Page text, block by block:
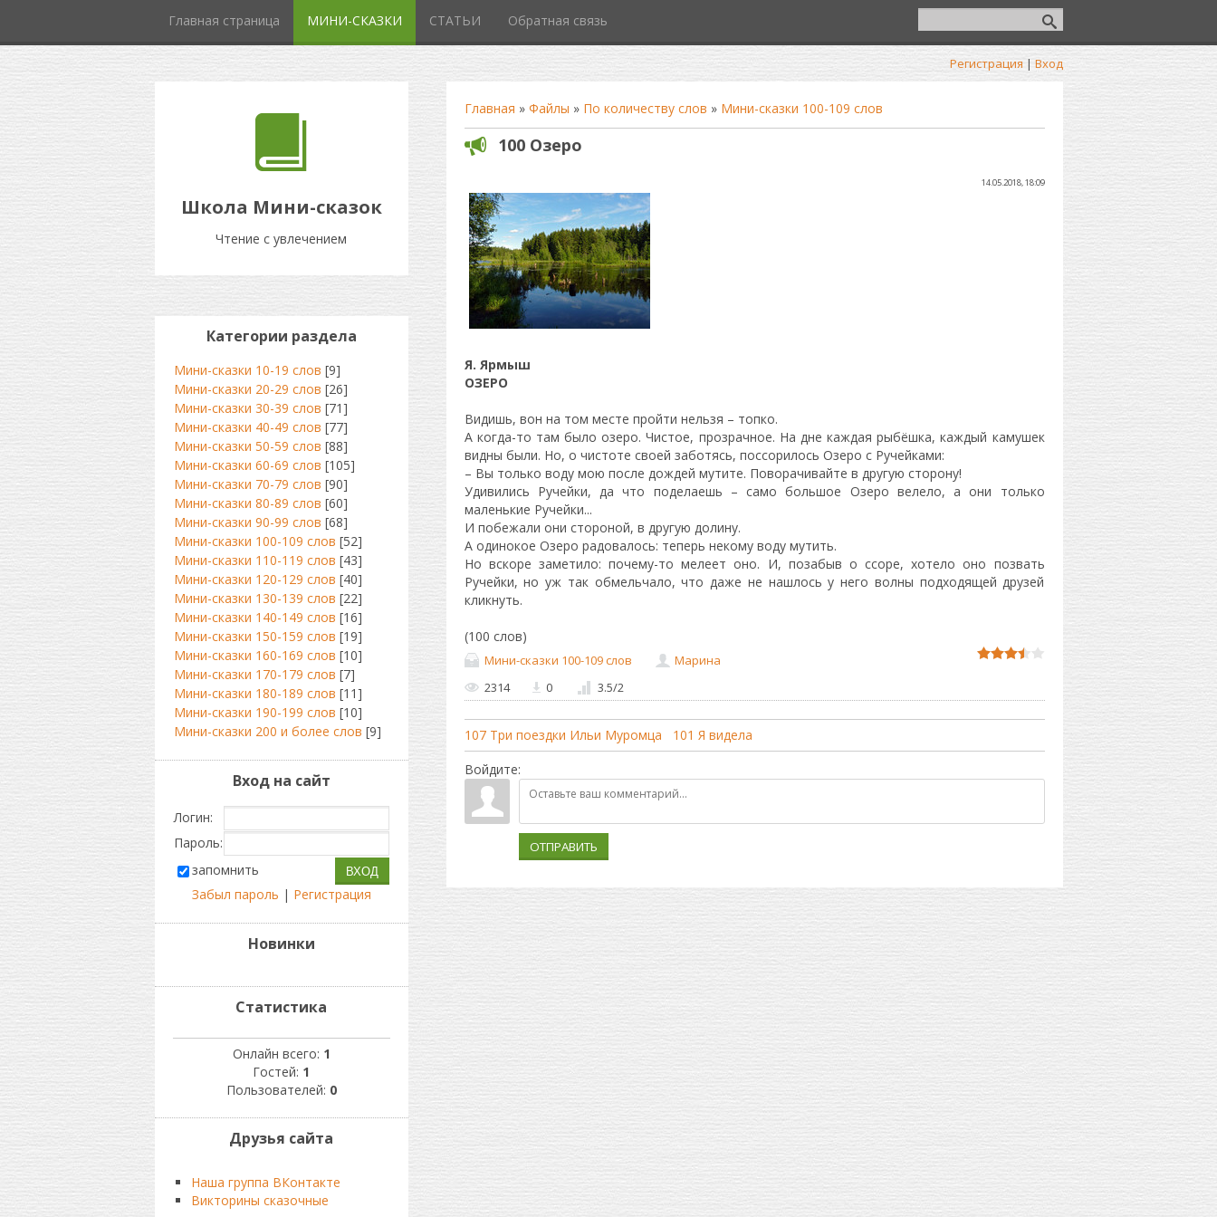
Главная страница МИНИ-СКАЗКИ СТАТЬИ Обратная связь
Регистрация | Вход
Школа Мини-сказок
Чтение с увлечением
Главная » Файлы » По количеству слов » Мини-сказки 100-109 слов
100 Озеро
14.05.2018, 18:09
Я. Ярмыш
ОЗЕРО
Видишь, вон на том месте пройти нельзя – топко.
А когда-то там было озеро. Чистое, прозрачное. На дне каждая рыбёшка, каждый камушек
видны были. Но, о чистоте своей заботясь, поссорилось Озеро с Ручейками:
– Вы только воду мою после дождей мутите. Поворачивайте в другую сторону!
Удивились Ручейки, да что поделаешь – само большое Озеро велело, а они только
маленькие Ручейки...
И побежали они стороной, в другую долину.
А одинокое Озеро радовалось: теперь некому воду мутить.
Но вскоре заметило: почему-то мелеет оно. И, позабыв о ссоре, хотело оно позвать
Ручейки, но уж так обмельчало, что даже не нашлось у него волны подходящей друзей
кликнуть.
(100 слов)
Мини-сказки 100-109 слов
Марина
2314
0 3.5/2
107 Три поездки Ильи Муромца
101 Я видела
Войдите:
ОТПРАВИТЬ
Категории раздела
Мини-сказки 10-19 слов [9]
Мини-сказки 20-29 слов [26]
Мини-сказки 30-39 слов [71]
Мини-сказки 40-49 слов [77]
Мини-сказки 50-59 слов [88]
Мини-сказки 60-69 слов [105]
Мини-сказки 70-79 слов [90]
Мини-сказки 80-89 слов [60]
Мини-сказки 90-99 слов [68]
Мини-сказки 100-109 слов [52]
Мини-сказки 110-119 слов [43]
Мини-сказки 120-129 слов [40]
Мини-сказки 130-139 слов [22]
Мини-сказки 140-149 слов [16]
Мини-сказки 150-159 слов [19]
Мини-сказки 160-169 слов [10]
Мини-сказки 170-179 слов [7]
Мини-сказки 180-189 слов [11]
Мини-сказки 190-199 слов [10]
Мини-сказки 200 и более слов [9]
Вход на сайт
Логин:
Пароль:
запомнить
Забыл пароль | Регистрация
Новинки
Статистика
Онлайн всего: 1
Гостей: 1
Пользователей: 0
Друзья сайта
Наша группа ВКонтакте
Викторины сказочные